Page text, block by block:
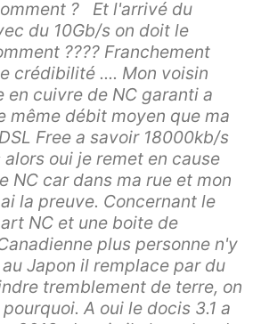
? Et l'arrivé du
du 10Gb/s on doit le
???? Franchement
crédibilité .... Mon voisin
en cuivre de NC garanti a
même débit moyen que ma
Free a savoir 18000kb/s
oui je remet en cause
NC car dans ma rue et mon
la preuve. Concernant le
NC et une boite de
plus personne n'y
Japon il remplace par du
tremblement de terre, on
A oui le docis 3.1 a